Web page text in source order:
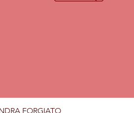
Vista rapida
FORGIATO